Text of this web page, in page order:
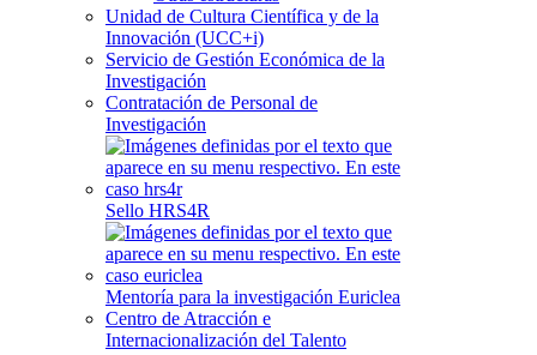
Unidad de Cultura Científica y de la
Innovación (UCC+i)
Servicio de Gestión Económica de la
Investigación
Contratación de Personal de
Investigación
Sello HRS4R
Mentoría para la investigación Euriclea
Centro de Atracción e
Internacionalización del Talento